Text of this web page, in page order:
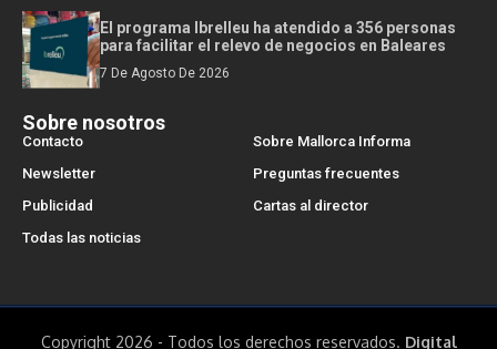
El programa Ibrelleu ha atendido a 356 personas
para facilitar el relevo de negocios en Baleares
7 De Agosto De 2026
Sobre nosotros
Contacto
Sobre Mallorca Informa
Newsletter
Preguntas frecuentes
Publicidad
Cartas al director
Todas las noticias
Copyright 2026 - Todos los derechos reservados. Digital